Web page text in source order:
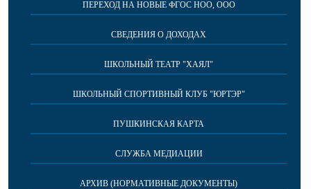
ПЕРЕХОД НА НОВЫЕ ФГОС НОО, ООО
СВЕДЕНИЯ О ДОХОДАХ
ШКОЛЬНЫЙ ТЕАТР "ХАЯЛ"
ШКОЛЬНЫЙ СПОРТИВНЫЙ КЛУБ "ЮРТЭР"
ПУШКИНСКАЯ КАРТА
СЛУЖБА МЕДИАЦИИ
АРХИВ (НОРМАТИВНЫЕ ДОКУМЕНТЫ)